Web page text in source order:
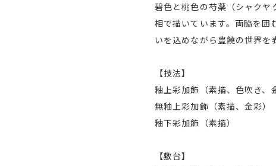
碧色と桃色の芍薬（シャクヤ
相で描いています。両脇を囲
いを込めながら豊饒の世界を
【技法】
釉上彩加飾（素描、色吹き、
無釉上彩加飾（素描、金彩）
釉下彩加飾（素描）
【敷台】